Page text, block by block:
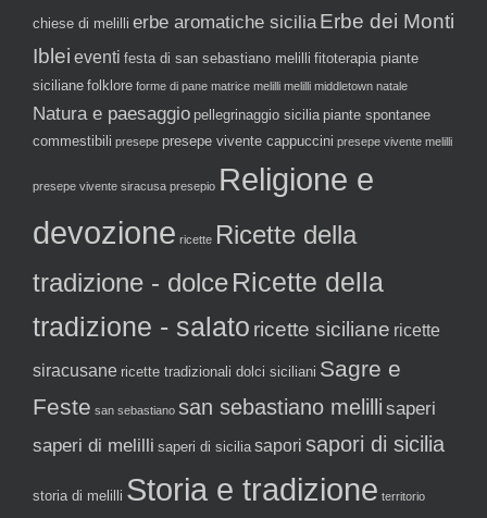
chiese di melilli erbe aromatiche sicilia Erbe dei Monti
Iblei eventi festa di san sebastiano melilli fitoterapia piante
siciliane folklore forme di pane matrice melilli melilli middletown natale
Natura e paesaggio pellegrinaggio sicilia piante spontanee
commestibili presepe presepe vivente cappuccini presepe vivente melilli
presepe vivente siracusa presepio Religione e
devozione ricette Ricette della
tradizione - dolceRicette della
tradizione - salato ricette siciliane ricette
siracusane ricette tradizionali dolci siciliani Sagre e
Feste san sebastiano san sebastiano melilli saperi
saperi di melilli saperi di sicilia sapori sapori di sicilia
storia di melilli Storia e tradizione territorio